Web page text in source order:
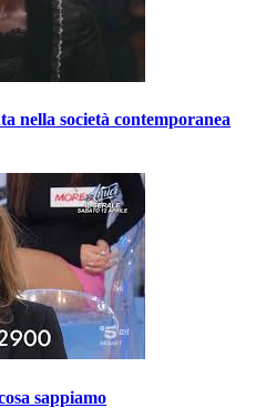
nella società contemporanea
sappiamo